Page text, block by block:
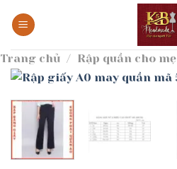
qua
dung
Trang chủ / Rập quần cho mẹ